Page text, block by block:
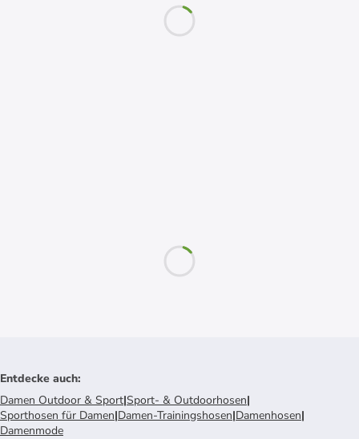
Entdecke auch:
Damen Outdoor & Sport|Sport- & Outdoorhosen|
Sporthosen für Damen|Damen-Trainingshosen|Damenhosen|
Damenmode